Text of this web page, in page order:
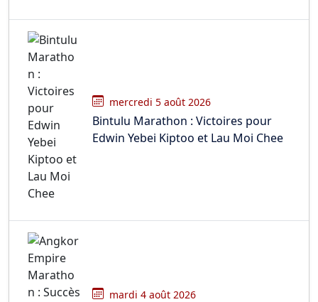
mercredi 5 août 2026
Bintulu Marathon : Victoires pour
Edwin Yebei Kiptoo et Lau Moi Chee
mardi 4 août 2026